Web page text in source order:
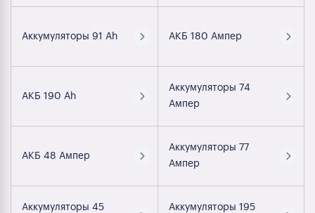
Аккумуляторы 91 Ah АКБ 180 Ампер
АКБ 190 Ah
Аккумуляторы 74
Ампер
АКБ 48 Ампер
Аккумуляторы 77
Ампер
Аккумуляторы 45
Аккумуляторы 195